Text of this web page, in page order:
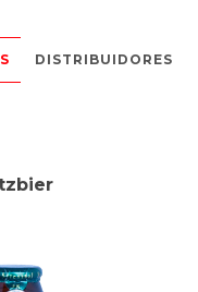
DISTRIBUIDORES